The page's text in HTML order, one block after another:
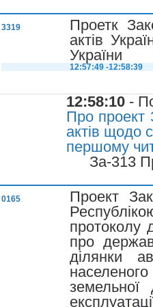
3319
Проетк
актів
України
12:57:49 -12:58:39
12:58:10 -
Про проект
актів щодо
першому
За-313
0165
Проект
протоколу
про
ділянки